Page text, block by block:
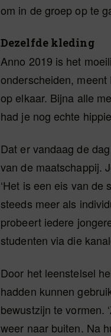
om in de groep op te
Dezelfde kleding
Anno 2019 is het
onderscheiden,
op elkaar. Bijna alle
had je nog echte
Dat er vandaag de
van de maatschappij.
‘Het is een eis van
steeds meer als
probeert iedere
studenten via die
Door het leenstelsel
hadden kunnen
bewustzijn te vormen.
weer naar buiten. Na